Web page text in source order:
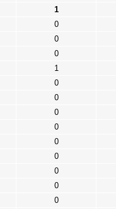
1
0
0
0
1
0
0
0
0
0
0
0
0
0